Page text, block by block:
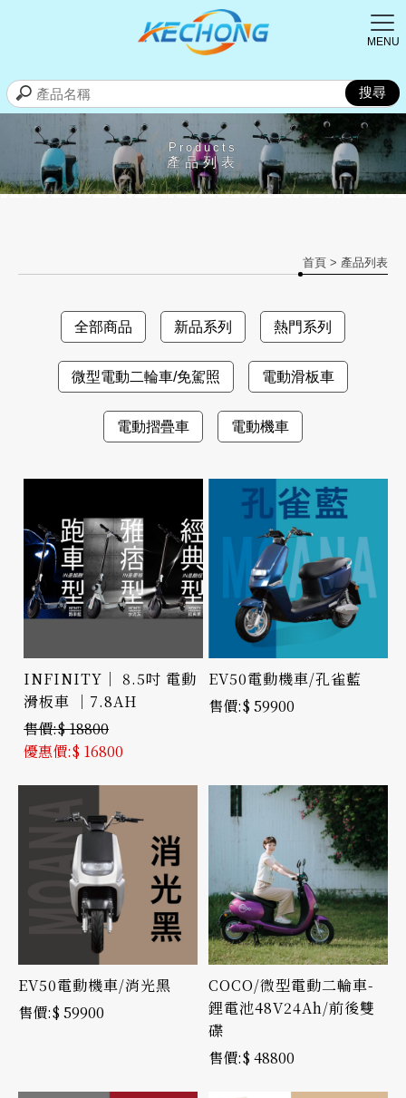
Products
產品列表
首頁 > 產品列表
全部商品 新品系列 熱門系列
微型電動二輪車/免駕照 電動滑板車
電動摺疊車 電動機車
INFINITY｜ 8.5吋 電動
滑板車 ｜7.8AH
$ 18800
$ 16800
EV50電動機車/孔雀藍
$ 59900
EV50電動機車/消光黑
$ 59900
COCO/微型電動二輪車-
鋰電池48V24Ah/前後雙
碟
$ 48800